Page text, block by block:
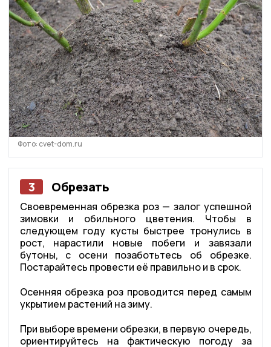
Фото: cvet-dom.ru
3 Обрезать
Своевременная обрезка роз — залог успешной
зимовки и обильного цветения. Чтобы в
следующем году кусты быстрее тронулись в
рост, нарастили новые побеги и завязали
бутоны, с осени позаботьтесь об обрезке.
Постарайтесь провести её правильно и в срок.
Осенняя обрезка роз проводится перед самым
укрытием растений на зиму.
При выборе времени обрезки, в первую очередь,
ориентируйтесь на фактическую погоду за